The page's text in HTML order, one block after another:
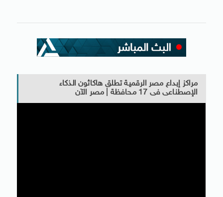
مراكز إبداع مصر الرقمية تطلق هاكاثون الذكاء
الإصطناعى فى 17 محافظة | مصر الآن